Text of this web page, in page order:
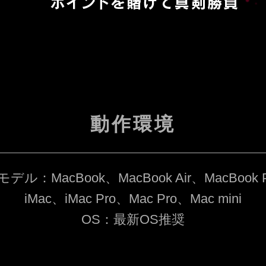
動作環境
デル：MacBook、MacBook Air、MacBook
iMac、iMac Pro、Mac Pro、Mac mini
OS：最新OS推奨